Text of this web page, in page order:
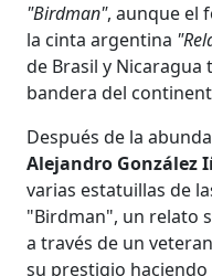
"Birdman", aunque el
la cinta argentina
de Brasil y
bandera del
Después de la
Alejandro González
varias estatuillas de
"Birdman", un relato
a través de un
su prestigio